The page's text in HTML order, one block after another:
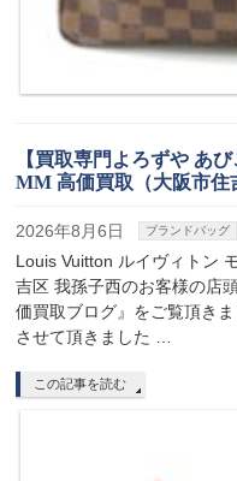
【買取専門よろずや あ
MM 高価買取（大阪市住
2026年8月6日 ブランドバッグ
Louis Vuitton ルイヴィトン
吉区 我孫子西のお客様の店
価買取ブログ』をご覧頂き
させて頂きました …
この記事を読む